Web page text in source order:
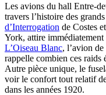
Les avions du hall Entre-
travers l’histoire des
d’Interrogation de Costes
York, attire
L’Oiseau Blanc, l’avion
rappelle combien ces raids
Autre pièce unique, le
voir le confort tout relatif
dans les années 1920.